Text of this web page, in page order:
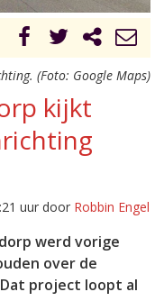
(Foto: Google Maps)
kijkt
uur door Robbin Engel
werd vorige
over de
project loopt al